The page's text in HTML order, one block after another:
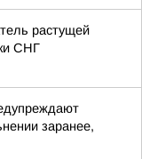
растущей
СНГ
заранее,